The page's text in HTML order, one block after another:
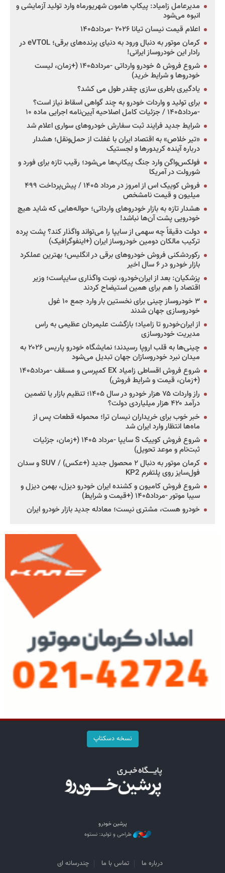
مدیرعامل زامیاد: پیکاپ هامون شهریورماه وارد تولید آزمایشی و
انبوه می‌شود
اعلام قیمت نیسان تیانا ۲۰۲۶ -مرداد۱۴۰۵
کرمان موتور به دنبال ورود به دنیای پرنده‌های برقی؛ eVTOL در
رادار این خودروساز ایرانی!
شروع فروش ۵ خودرو وارداتی -مرداد۱۴۰۵ (+زمان، لیست
خودروها و شرایط خرید)
یادگیری باطری سازی چقدر طول می کشد؟
برای تولید و واردات خودرو به چند گواهی اسقاط نیاز است؟
-مرداد۱۴۰۵ / جزئیات کامل اصلاحیه آیین‌نامه اجرایی ماده ۱۰
شرایط جدید فرایند ثبت سفارش خودروهای سواری اعلام شد
«تیر خلاص» به اقتصاد ایران با غفلت از حمل‌ونقل؛ هشدار
درباره آینده کریدورها و لجستیک
فولکس‌واگن وارد جنگ پیکاپ‌ها می‌شود؛ رقیب تازه برای فورد و
شورولت در آمریکا
فروش کوییک اس از امروز در مرداد ۱۴۰۵ / پیش‌پرداخت ۴۹۹
میلیون و قیمت نامشخص
هشدار تازه به بازار خودروهای وارداتی؛ حواله‌هایی که شاید هیچ
خودرویی پشت آن‌ها نباشد!
دولت دقیقاً چه سهمی از سایپا را می‌تواند واگذار کند؟ پشت پرده
ترکیب مالکان دومین خودروساز ایران (+اینفوگرافیک)
رکوردشکنی فروش خودروهای برقی در انگلیس؛ بهترین عملکرد
بازار خودرو در ۶ سال اخیر
پزشکیان: بعد از ایران‌خودرو، نوبت واگذاری سایپاست؛ وزیر
اقتصاد را هم برای همین استیضاح کردند
۳ خودروساز چینی برای نخستین بار وارد جمع ۱۰ غول
خودروسازی جهان شدند
از ایران‌خودرو تا زامیاد؛ بازگشت علیمردان عظیمی به راس
مدیریت خودروسازی
چینی‌ها به قلب اروپا رسیدند؛ نمایشگاه خودرو پاریس ۲۰۲۶ به
میدان نبرد خودروسازان جهان تبدیل می‌شود
شروع فروش اقساطی زامیاد EX کمپرسی و مسقف -مرداد۱۴۰۵
(+زمان، قیمت و شرایط فروش)
راز واردات ۷۵ هزار خودرو در سال ۱۴۰۵؛ تنظیم بازار یا تضمین
درآمد ۴۲۰ هزار میلیاردی دولت؟
خبر خوب برای خریداران نیسان ترا؛ محموله قطعات پس از
ماه‌ها انتظار وارد ایران شد
شروع فروش کوییک S سایپا -مرداد ۱۴۰۵ (+زمان، جزئیات
ثبت‌نام و موعد تحویل)
کرمان موتور به دنبال ۲ محصول جدید (+عکس) / SUV و سدان
فول‌سایز روی پلتفرم KP2
شروع فروش کامیون و کشنده ایران خودرو دیزل، بهمن دیزل و
سیبا موتور -مرداد۱۴۰۵ (+قیمت و شرایط)
خودرو هست، مشتری نیست؛ معادله جدید بازار خودرو ایران
نسخه دسکتاپ
پرشین خودرو
طراحی و تولید: نستوه
درباره ما تماس با ما چندرسانه ای